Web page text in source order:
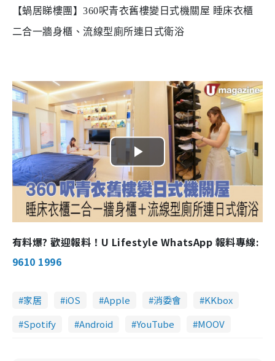
【蝸居睇樓團】360呎青衣舊樓變日式機關屋 睡床衣櫃
二合一牆身櫃、流線型廁所連日式衛浴
P
l
a
y
d
有料爆? 歡迎報料！U Lifestyle WhatsApp 報料專線:
9610 1996
家居 iOS Apple 消委會
KKbox
Spotify
Android YouTube MOOV